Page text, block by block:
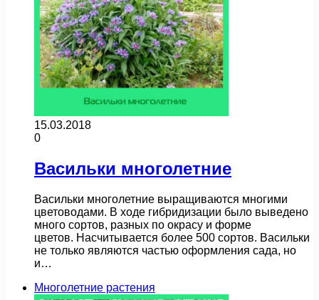
15.03.2018
0
Васильки многолетние
Васильки многолетние выращиваются многими
цветоводами. В ходе гибридизации было выведено
много сортов, разных по окрасу и форме
цветов. Насчитывается более 500 сортов. Васильки
не только являются частью оформления сада, но
и…
Многолетние растения